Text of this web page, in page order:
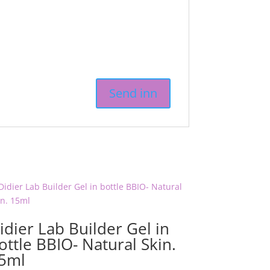
Lab Builder Gel in
BBIO- Natural Skin.